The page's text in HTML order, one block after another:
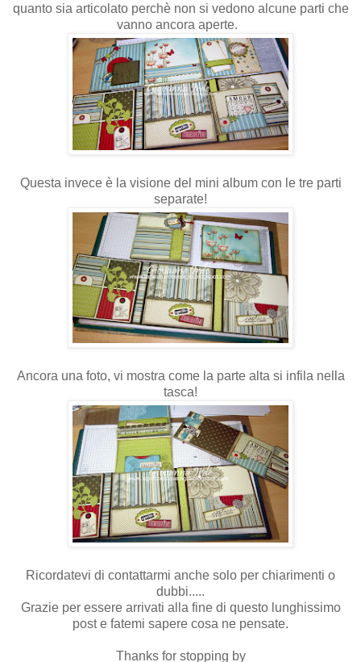
quanto sia articolato perchè non si vedono alcune parti che
vanno ancora aperte.
Questa invece è la visione del mini album con le tre parti
separate!
Ancora una foto, vi mostra come la parte alta si infila nella
tasca!
Ricordatevi di contattarmi anche solo per chiarimenti o
dubbi.....
Grazie per essere arrivati alla fine di questo lunghissimo
post e fatemi sapere cosa ne pensate.
Thanks for stopping by